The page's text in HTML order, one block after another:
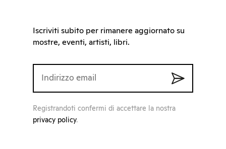
Iscriviti subito per rimanere aggiornato su
mostre, eventi, artisti, libri.
Registrandoti confermi di accettare la nostra
privacy policy.